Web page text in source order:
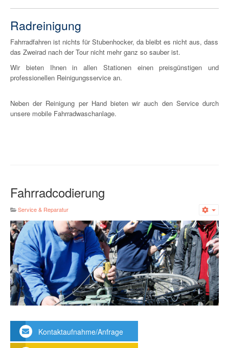
Radreinigung
Fahrradfahren ist nichts für Stubenhocker, da bleibt es nicht aus, dass
das Zweirad nach der Tour nicht mehr ganz so sauber ist.
Wir bieten Ihnen in allen Stationen einen preisgünstigen und
professionellen Reinigungsservice an.
Neben der Reinigung per Hand bieten wir auch den Service durch
unsere mobile Fahrradwaschanlage.
Fahrradcodierung
Service & Reparatur
Kontaktaufnahme/Anfrage